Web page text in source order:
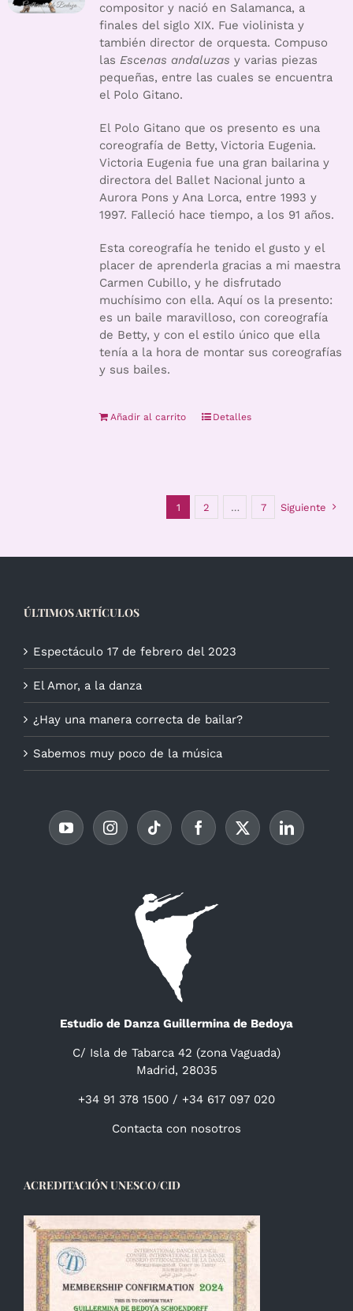
compositor y nació en Salamanca, a
finales del siglo XIX. Fue violinista y
también director de orquesta. Compuso
las Escenas andaluzas y varias piezas
pequeñas, entre las cuales se encuentra
el Polo Gitano.
El Polo Gitano que os presento es una
coreografía de Betty, Victoria Eugenia.
Victoria Eugenia fue una gran bailarina y
directora del Ballet Nacional junto a
Aurora Pons y Ana Lorca, entre 1993 y
1997. Falleció hace tiempo, a los 91 años.
Esta coreografía he tenido el gusto y el
placer de aprenderla gracias a mi maestra
Carmen Cubillo, y he disfrutado
muchísimo con ella. Aquí os la presento:
es un baile maravilloso, con coreografía
de Betty, y con el estilo único que ella
tenía a la hora de montar sus coreografías
y sus bailes.
Añadir al carrito Detalles
1 2 … 7 Siguiente
ÚLTIMOS ARTÍCULOS
Espectáculo 17 de febrero del 2023
El Amor, a la danza
¿Hay una manera correcta de bailar?
Sabemos muy poco de la música
Estudio de Danza Guillermina de Bedoya
C/ Isla de Tabarca 42 (zona Vaguada)
Madrid, 28035
+34 91 378 1500 / +34 617 097 020
Contacta con nosotros
ACREDITACIÓN UNESCO/CID